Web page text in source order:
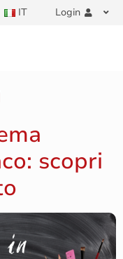
IT Login
scopri